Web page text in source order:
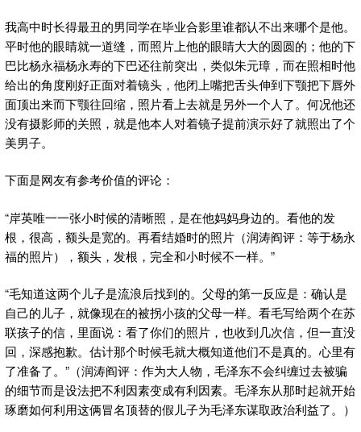
我高中时长得最丑的男同学在毕业合影里谁都认不出来哪个是他。
平时他的眼睛就一道缝，而照片上他的眼睛大大的圆圆的；他的下
巴比杨永福杨永寿的下巴还往前突出，类似朱元璋，而在照相时他
给出的角度刚好正面对着镜头，他闭上嘴把舌头伸到下颚把下唇外
面顶出来而下颚往回缩，照片看上去就是另外一个人了。何况他还
没有摄影师的关照，就是他本人对着镜子提前演示好了就照出了个
美男子。
下面是网友有参考价值的评论：
“岸英唯一一张小时候的清晰照，是在他妈妈身边的。看他的发
根，很高，额头是宽的。再看结婚时的照片（润涛阎评：等于杨永
福的照片），额头，发根，完全和小时候不一样。”
“毛知道这两个儿子是流浪后找到的。父母的第一反应是：确认是
自己的儿子，就像现在的被拐小孩的父母一样。看毛写给两个在苏
联孩子的信，里面说：看了你们的照片，也收到几次信，但一直没
回，深感抱歉。估计那个时候毛就大概知道他们不是真的。心里有
了准备了。”（润涛阎评：作为大人物，毛泽东不会纠缠过去被骗
的细节而是设法把不利因素变成有利因素。毛泽东从那时起就开始
琢磨如何利用这俩冒名顶替的假儿子为毛泽东谋取政治利益了。）